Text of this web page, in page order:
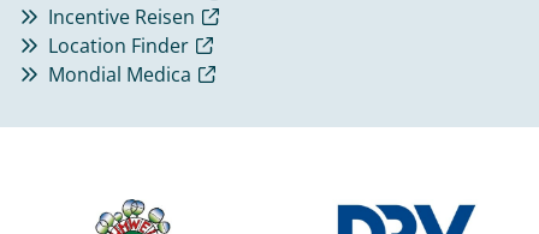
Incentive Reisen
Location Finder
Mondial Medica